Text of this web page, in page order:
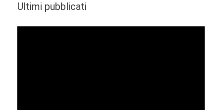
Ultimi pubblicati